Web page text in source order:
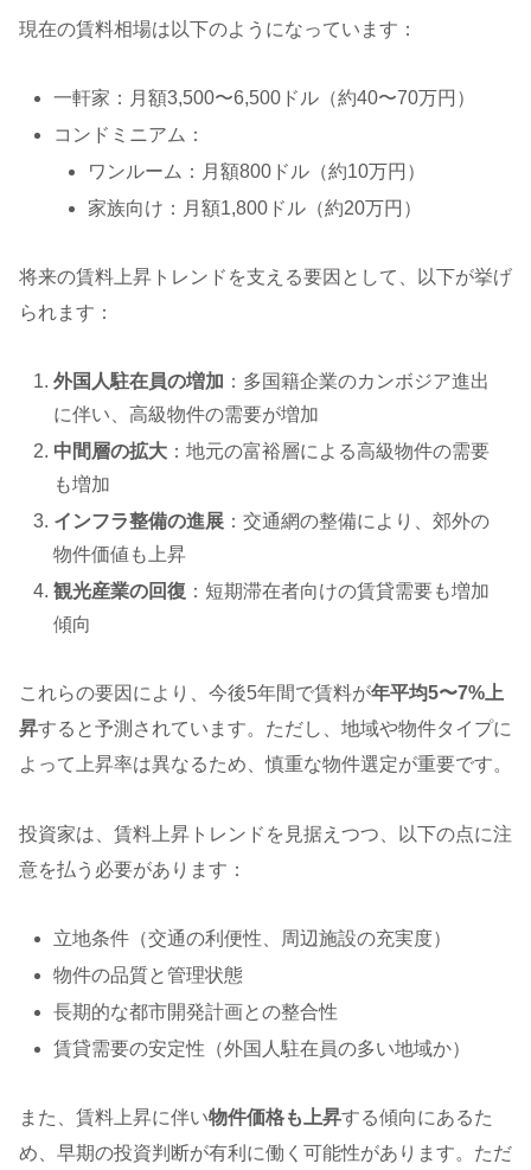
現在の賃料相場は以下のようになっています：
一軒家：月額3,500〜6,500ドル（約40〜70万円）
コンドミニアム：
ワンルーム：月額800ドル（約10万円）
家族向け：月額1,800ドル（約20万円）
将来の賃料上昇トレンドを支える要因として、以下が挙げ
られます：
外国人駐在員の増加 ：多国籍企業のカンボジア進出
に伴い、高級物件の需要が増加
中間層の拡大 ：地元の富裕層による高級物件の需要
も増加
インフラ整備の進展 ：交通網の整備により、郊外の
物件価値も上昇
観光産業の回復 ：短期滞在者向けの賃貸需要も増加
傾向
これらの要因により、今後5年間で賃料が年平均5〜7%上
昇すると予測されています。ただし、地域や物件タイプに
よって上昇率は異なるため、慎重な物件選定が重要です。
投資家は、賃料上昇トレンドを見据えつつ、以下の点に注
意を払う必要があります：
立地条件（交通の利便性、周辺施設の充実度）
物件の品質と管理状態
長期的な都市開発計画との整合性
賃貸需要の安定性（外国人駐在員の多い地域か）
また、賃料上昇に伴い物件価格も上昇する傾向にあるた
め、早期の投資判断が有利に働く可能性があります。ただ